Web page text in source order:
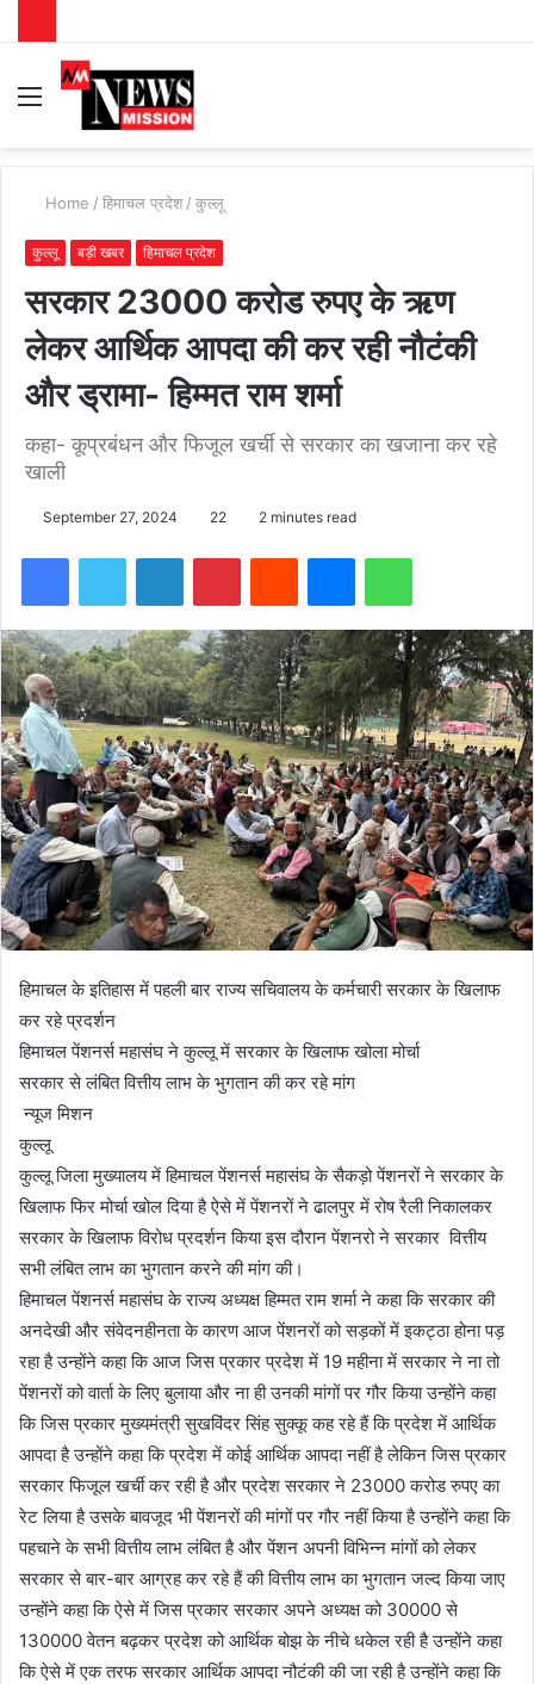
Menu
Home / हिमाचल प्रदेश / कुल्लू
कुल्लू बड़ी खबर हिमाचल प्रदेश
सरकार 23000 करोड रुपए के ऋण
लेकर आर्थिक आपदा की कर रही नौटंकी
और ड्रामा- हिम्मत राम शर्मा
कहा- कूप्रबंधन और फिजूल खर्ची से सरकार का खजाना कर रहे
खाली
September 27, 2024 22 2 minutes read
हिमाचल के इतिहास में पहली बार राज्य सचिवालय के कर्मचारी सरकार के खिलाफ
कर रहे प्रदर्शन
हिमाचल पेंशनर्स महासंघ ने कुल्लू में सरकार के खिलाफ खोला मोर्चा
सरकार से लंबित वित्तीय लाभ के भुगतान की कर रहे मांग
न्यूज मिशन
कुल्लू
कुल्लू जिला मुख्यालय में हिमाचल पेंशनर्स महासंघ के सैकड़ो पेंशनरों ने सरकार के
खिलाफ फिर मोर्चा खोल दिया है ऐसे में पेंशनरों ने ढालपुर में रोष रैली निकालकर
सरकार के खिलाफ विरोध प्रदर्शन किया इस दौरान पेंशनरो ने सरकार वित्तीय
सभी लंबित लाभ का भुगतान करने की मांग की।
हिमाचल पेंशनर्स महासंघ के राज्य अध्यक्ष हिम्मत राम शर्मा ने कहा कि सरकार की
अनदेखी और संवेदनहीनता के कारण आज पेंशनरों को सड़कों में इकट्ठा होना पड़
रहा है उन्होंने कहा कि आज जिस प्रकार प्रदेश में 19 महीना में सरकार ने ना तो
पेंशनरों को वार्ता के लिए बुलाया और ना ही उनकी मांगों पर गौर किया उन्होंने कहा
कि जिस प्रकार मुख्यमंत्री सुखविंदर सिंह सुक्कू कह रहे हैं कि प्रदेश में आर्थिक
आपदा है उन्होंने कहा कि प्रदेश में कोई आर्थिक आपदा नहीं है लेकिन जिस प्रकार
सरकार फिजूल खर्ची कर रही है और प्रदेश सरकार ने 23000 करोड रुपए का
रेट लिया है उसके बावजूद भी पेंशनरों की मांगों पर गौर नहीं किया है उन्होंने कहा कि
पहचाने के सभी वित्तीय लाभ लंबित है और पेंशन अपनी विभिन्न मांगों को लेकर
सरकार से बार-बार आग्रह कर रहे हैं की वित्तीय लाभ का भुगतान जल्द किया जाए
उन्होंने कहा कि ऐसे में जिस प्रकार सरकार अपने अध्यक्ष को 30000 से
130000 वेतन बढ़कर प्रदेश को आर्थिक बोझ के नीचे धकेल रही है उन्होंने कहा
कि ऐसे में एक तरफ सरकार आर्थिक आपदा नौटंकी की जा रही है उन्होंने कहा कि